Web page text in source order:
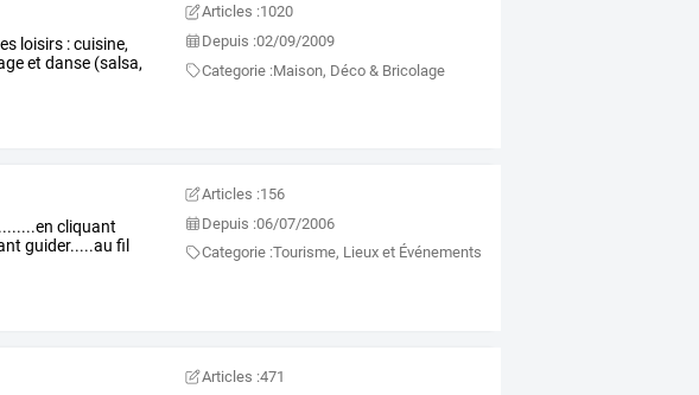
loisirs :cuisine,
et danse (salsa,
Articles :1020
Depuis :02/09/2009
Categorie :Maison, Déco & Bricolage
cliquant
guider.....au fil
Articles :156
Depuis :06/07/2006
Categorie :Tourisme, Lieux et Événements
Articles :471